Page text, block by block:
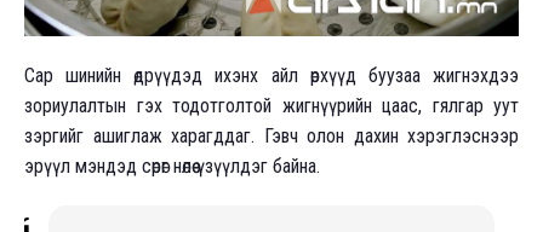
Сар шинийн өдрүүдэд ихэнх айл өрхүүд буузаа жигнэхдээ
зориулалтын гэх тодотголтой жигнүүрийн цаас, гялгар уут
зэргийг ашиглаж харагддаг. Гэвч олон дахин хэрэглэснээр
эрүүл мэндэд сөрөг нөлөө үзүүлдэг байна.